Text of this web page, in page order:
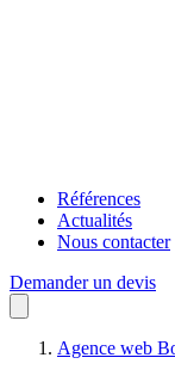
Références
Actualités
Nous contacter
Demander un devis
Agence web